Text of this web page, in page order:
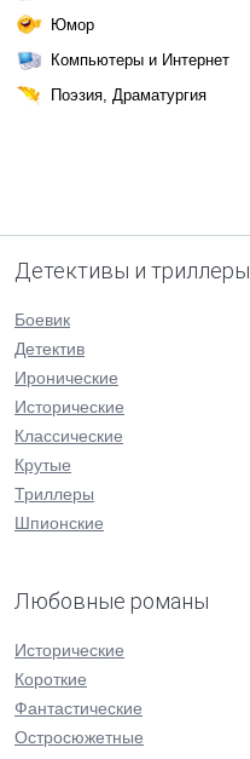
Юмор
Компьютеры и Интернет
Поэзия, Драматургия
Детективы и триллеры
Боевик
Детектив
Иронические
Исторические
Классические
Крутые
Триллеры
Шпионские
Любовные романы
Исторические
Короткие
Фантастические
Остросюжетные